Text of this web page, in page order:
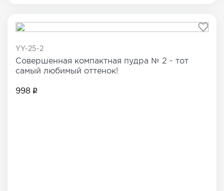
YY-25-2
Совершенная компактная пудра № 2 - тот
самый любимый оттенок!
998